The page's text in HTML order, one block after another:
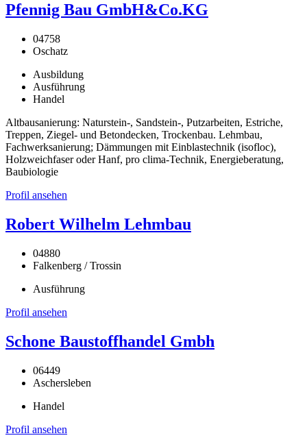
Pfennig Bau GmbH&Co.KG
04758
Oschatz
Ausbildung
Ausführung
Handel
Altbausanierung: Naturstein-, Sandstein-, Putzarbeiten, Estriche,
Treppen, Ziegel- und Betondecken, Trockenbau. Lehmbau,
Fachwerksanierung; Dämmungen mit Einblastechnik (isofloc),
Holzweichfaser oder Hanf, pro clima-Technik, Energieberatung,
Baubiologie
Profil ansehen
Robert Wilhelm Lehmbau
04880
Falkenberg / Trossin
Ausführung
Profil ansehen
Schone Baustoffhandel Gmbh
06449
Aschersleben
Handel
Profil ansehen